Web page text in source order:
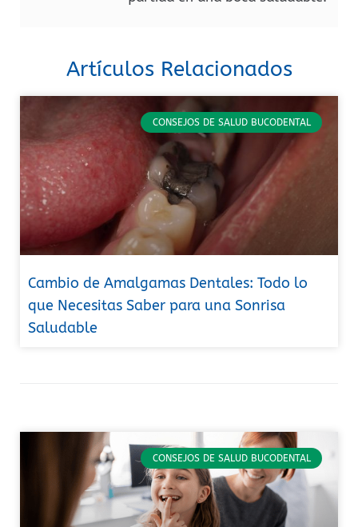
Artículos Relacionados
CONSEJOS DE SALUD BUCODENTAL
Cambio de Amalgamas Dentales: Todo lo
que Necesitas Saber para una Sonrisa
Saludable
CONSEJOS DE SALUD BUCODENTAL